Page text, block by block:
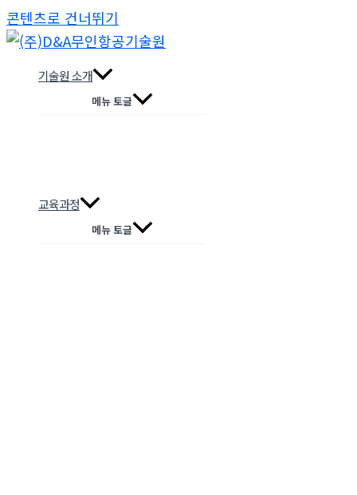
콘텐츠로 건너뛰기
기술원 소개
메뉴 토글
교육과정
메뉴 토글